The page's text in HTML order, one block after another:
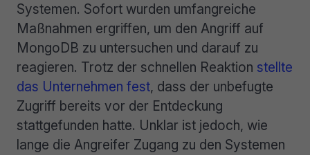
Systemen. Sofort wurden umfangreiche
Maßnahmen ergriffen, um den Angriff auf
MongoDB zu untersuchen und darauf zu
reagieren. Trotz der schnellen Reaktion stellte
das Unternehmen fest, dass der unbefugte
Zugriff bereits vor der Entdeckung
stattgefunden hatte. Unklar ist jedoch, wie
lange die Angreifer Zugang zu den Systemen